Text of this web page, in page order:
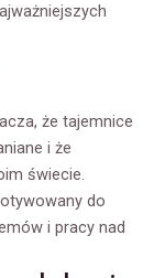
że tajemnice
i że
świecie.
do
i pracy nad